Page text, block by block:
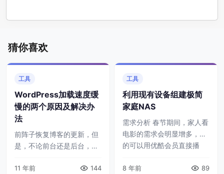
猜你喜欢
工具
WordPress加载速度缓
慢的两个原因及解决办
法
前阵子恢复博客的更新，但
是，不论前台还是后台，打
换了海外主机的原因，然而
11 年前 144
工具
利用现有设备组建极简
家庭NAS
需求分析 春节期间，家人看
电影的需求会明显增多，有
的可以用优酷会员直接播
以自己在手机或平板上享
8 年前 89